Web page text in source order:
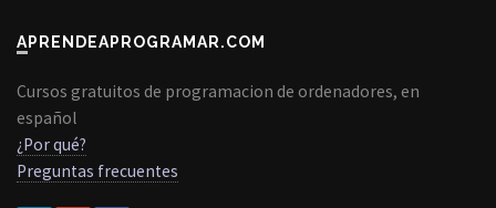
APRENDEAPROGRAMAR.COM
Cursos gratuitos de programacion de ordenadores, en
español
¿Por qué?
Preguntas frecuentes